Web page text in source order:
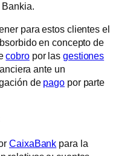
para estos clientes el
en concepto de
cobropor lasgestiones
ante un
de pago por parte
CaixaBank para la